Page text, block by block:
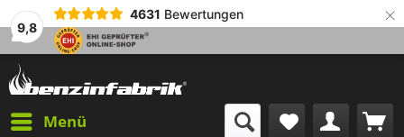
9,8
4631 Bewertungen ×
Menü